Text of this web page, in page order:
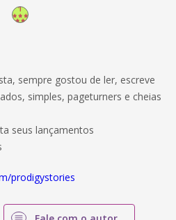
sempre gostou de ler, escreve
simples, pageturners e cheias
seus lançamentos
prodigystories